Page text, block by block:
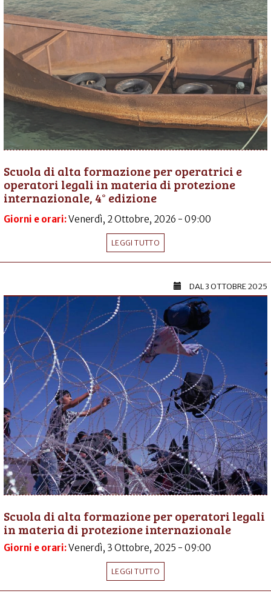
Scuola di alta formazione per operatrici e
operatori legali in materia di protezione
internazionale, 4° edizione
Giorni e orari:Venerdì, 2 Ottobre, 2026 - 09:00
LEGGI TUTTO
DAL3 OTTOBRE 2025
Scuola di alta formazione per operatori legali
in materia di protezione internazionale
Giorni e orari:Venerdì, 3 Ottobre, 2025 - 09:00
LEGGI TUTTO